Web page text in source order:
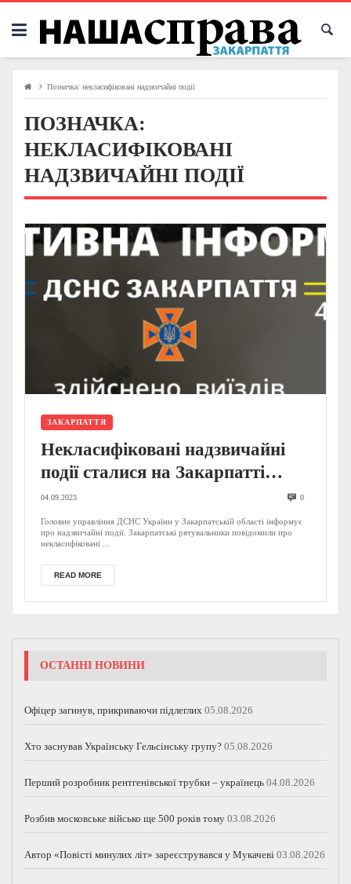
Skip
content
Позначка: некласифіковані надзвичайні події
ПОЗНАЧКА:
НЕКЛАСИФІКОВАНІ
НАДЗВИЧАЙНІ ПОДІЇ
ЗАКАРПАТТЯ
Некласифіковані надзвичайні
події сталися на Закарпатті
останніми днями: рятувальники
повідомили деталі
04.09.2023 0
Головне управління ДСНС України у Закарпатській області інформує
про надзвичайні події. Закарпатські рятувальники повідомили про
некласифіковані ...
READ MORE
ОСТАННІ НОВИНИ
Офіцер загинув, прикриваючи підлеглих 05.08.2026
Хто заснував Українську Гельсінську групу? 05.08.2026
Перший розробник рентгенівської трубки – українець 04.08.2026
Розбив московське військо ще 500 років тому 03.08.2026
Автор «Повісті минулих літ» зареєструвався у Мукачеві 03.08.2026